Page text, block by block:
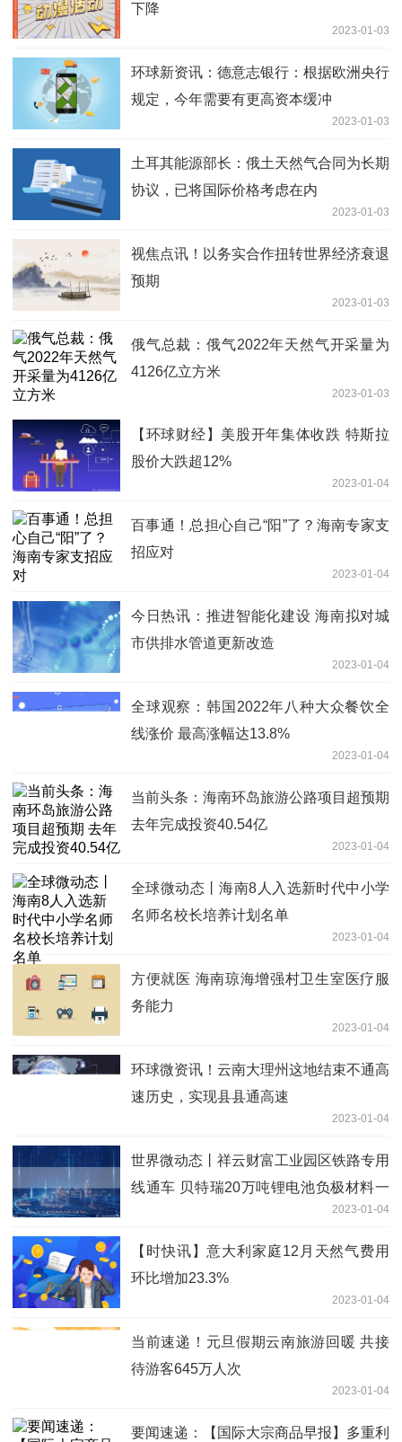
下降
2023-01-03
环球新资讯：德意志银行：根据欧洲央行
规定，今年需要有更高资本缓冲
2023-01-03
土耳其能源部长：俄土天然气合同为长期
协议，已将国际价格考虑在内
2023-01-03
视焦点讯！以务实合作扭转世界经济衰退
预期
2023-01-03
俄气总裁：俄气2022年天然气开采量为
4126亿立方米
2023-01-03
【环球财经】美股开年集体收跌 特斯拉
股价大跌超12%
2023-01-04
百事通！总担心自己“阳”了？海南专家支
招应对
2023-01-04
今日热讯：推进智能化建设 海南拟对城
市供排水管道更新改造
2023-01-04
全球观察：韩国2022年八种大众餐饮全
线涨价 最高涨幅达13.8%
2023-01-04
当前头条：海南环岛旅游公路项目超预期
去年完成投资40.54亿
2023-01-04
全球微动态丨海南8人入选新时代中小学
名师名校长培养计划名单
2023-01-04
方便就医 海南琼海增强村卫生室医疗服
务能力
2023-01-04
环球微资讯！云南大理州这地结束不通高
速历史，实现县县通高速
2023-01-04
世界微动态丨祥云财富工业园区铁路专用
线通车 贝特瑞20万吨锂电池负极材料一
2023-01-04
【时快讯】意大利家庭12月天然气费用
环比增加23.3%
2023-01-04
当前速递！元旦假期云南旅游回暖 共接
待游客645万人次
2023-01-04
要闻速递：【国际大宗商品早报】多重利